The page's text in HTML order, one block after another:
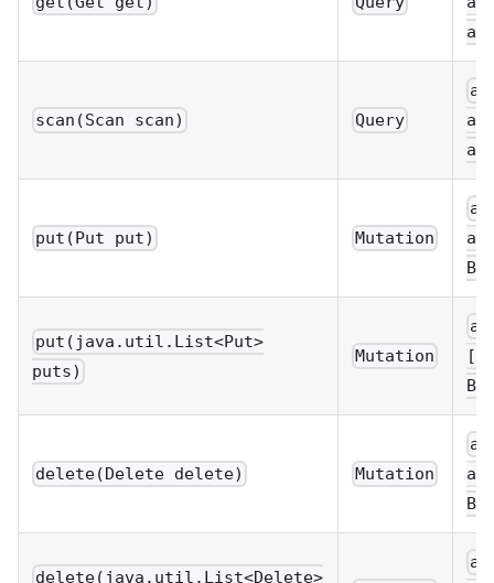
scan(Scan scan) Query
put(Put put) Mutation
put(java.util.List<Put>
puts)
Mutation
delete(Delete delete) Mutation
delete(java.util.List<Delete>